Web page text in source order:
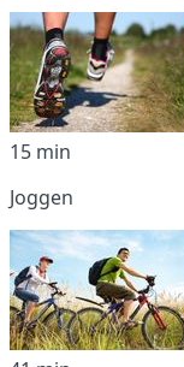
15 min
Joggen